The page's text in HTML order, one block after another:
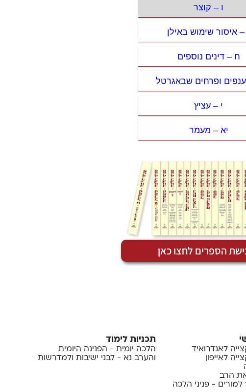
ו – קוצר
– איסור שימוש באילן
ח – דינים נוספים
ופרחים שבאגרטל
י – עציץ
יא – מעמר
הספרים לחצו כאן
לאנדרואיד
לאייפון
הרב
- פניני הלכה
תכניות לימוד
הלכה יומית - הפנינה היומית
והערב נא - לבני ישיבות ולמדרשות